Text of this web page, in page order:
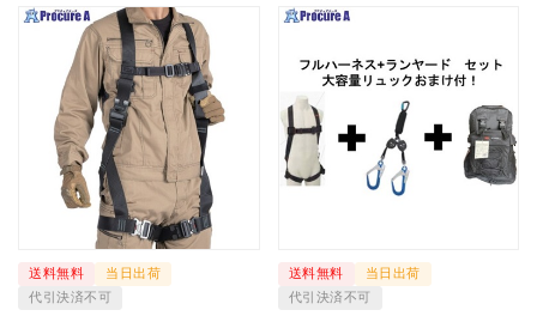
送料無料
当日出荷
代引決済不可
送料無料
当日出荷
代引決済不可